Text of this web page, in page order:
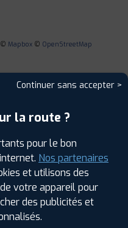
© Mapbox © OpenStreetMap
DE
Continuer sans accepter >
la route ?
pour le bon
Nos partenaires
et utilisons des
votre appareil pour
des publicités et